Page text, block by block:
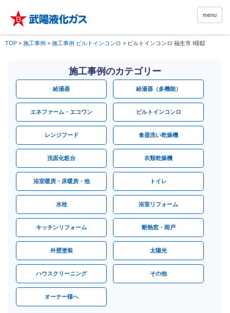
menu
TOP > 施工事例 > 施工事例 ビルトインコンロ > ビルトインコンロ 福生市 I様邸
施工事例のカテゴリー
給湯器 給湯器（多機能）
エネファーム・エコワン ビルトインコンロ
レンジフード 食器洗い乾燥機
洗面化粧台 衣類乾燥機
浴室暖房・床暖房・他 トイレ
水栓 浴室リフォーム
キッチンリフォーム 断熱窓・雨戸
外壁塗装 太陽光
ハウスクリーニング その他
オーナー様へ